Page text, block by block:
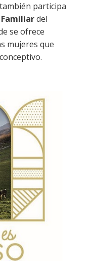
participa
del
se ofrece
mujeres que